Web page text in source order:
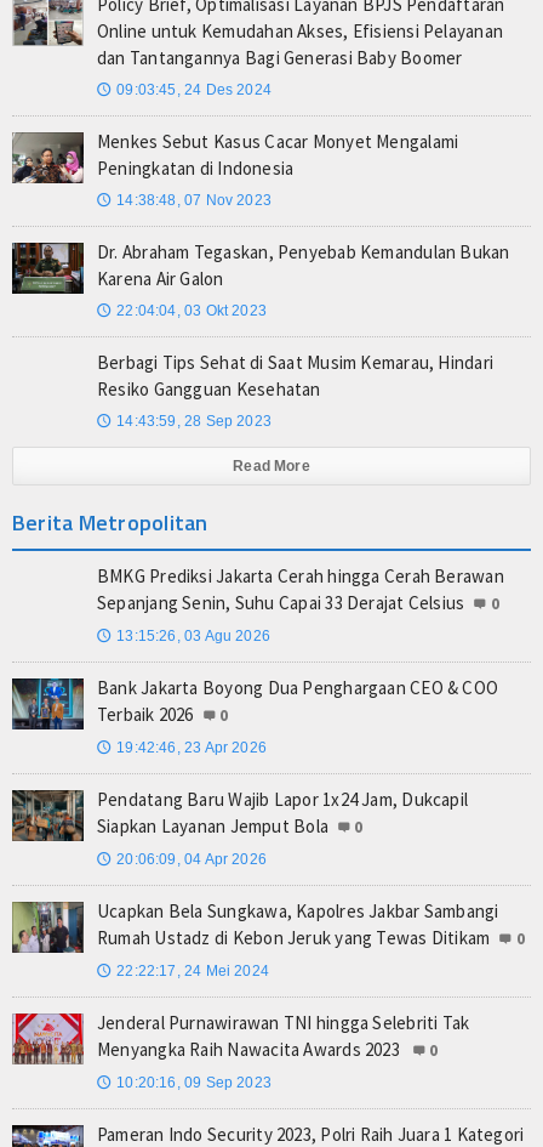
Online untuk Kemudahan Akses, Efisiensi Pelayanan
dan Tantangannya Bagi Generasi Baby Boomer
🕔 09:03:45, 24 Des 2024
Menkes Sebut Kasus Cacar Monyet Mengalami
Peningkatan di Indonesia
🕔 14:38:48, 07 Nov 2023
Dr. Abraham Tegaskan, Penyebab Kemandulan Bukan
Karena Air Galon
🕔 22:04:04, 03 Okt 2023
Berbagi Tips Sehat di Saat Musim Kemarau, Hindari
Resiko Gangguan Kesehatan
🕔 14:43:59, 28 Sep 2023
Read More
Berita Metropolitan
BMKG Prediksi Jakarta Cerah hingga Cerah Berawan
Sepanjang Senin, Suhu Capai 33 Derajat Celsius
0
🕔 13:15:26, 03 Agu 2026
Bank Jakarta Boyong Dua Penghargaan CEO & COO
Terbaik 2026
0
🕔 19:42:46, 23 Apr 2026
Pendatang Baru Wajib Lapor 1x24 Jam, Dukcapil
Siapkan Layanan Jemput Bola
0
🕔 20:06:09, 04 Apr 2026
Ucapkan Bela Sungkawa, Kapolres Jakbar Sambangi
Rumah Ustadz di Kebon Jeruk yang Tewas Ditikam
0
🕔 22:22:17, 24 Mei 2024
Jenderal Purnawirawan TNI hingga Selebriti Tak
Menyangka Raih Nawacita Awards 2023
0
🕔 10:20:16, 09 Sep 2023
Pameran Indo Security 2023, Polri Raih Juara 1 Kategori